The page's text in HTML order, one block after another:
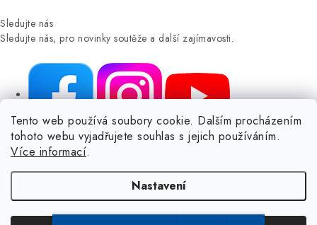
Tento web používá soubory cookie. Dalším procházením
tohoto webu vyjadřujete souhlas s jejich používáním.
Více informací.
Nastavení
Sledujte nás
Sledujte nás, pro novinky soutěže a další zajímavosti.
NIKARO, s.r.o.
- Dokoše.cz, Veselka 48, 259 01 Olbramovice -
Votice, ČESKÁ REPUBLIKA
Podle zákona o evidenci tržeb je prodávající povinen vystavit
Zároveň je povinen zaevidovat přijatou tržbu u správce daně online; v
případě technického výpadku pak nejpozději do 48 hodin.